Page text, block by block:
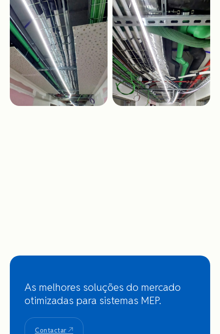
As melhores soluções do mercado
otimizadas para sistemas MEP.
Contactar